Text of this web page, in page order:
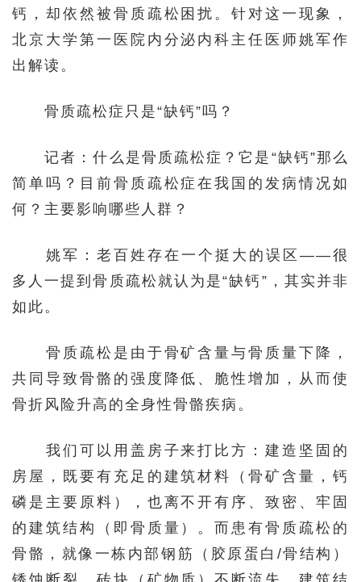
钙，却依然被骨质疏松困扰。针对这一现象，
北京大学第一医院内分泌内科主任医师姚军作
出解读。
骨质疏松症只是“缺钙”吗？
记者：什么是骨质疏松症？它是“缺钙”那么
简单吗？目前骨质疏松症在我国的发病情况如
何？主要影响哪些人群？
姚军：老百姓存在一个挺大的误区——很
多人一提到骨质疏松就认为是“缺钙”，其实并非
如此。
骨质疏松是由于骨矿含量与骨质量下降，
共同导致骨骼的强度降低、脆性增加，从而使
骨折风险升高的全身性骨骼疾病。
我们可以用盖房子来打比方：建造坚固的
房屋，既要有充足的建筑材料（骨矿含量，钙
磷是主要原料），也离不开有序、致密、牢固
的建筑结构（即骨质量）。而患有骨质疏松的
骨骼，就像一栋内部钢筋（胶原蛋白/骨结构）